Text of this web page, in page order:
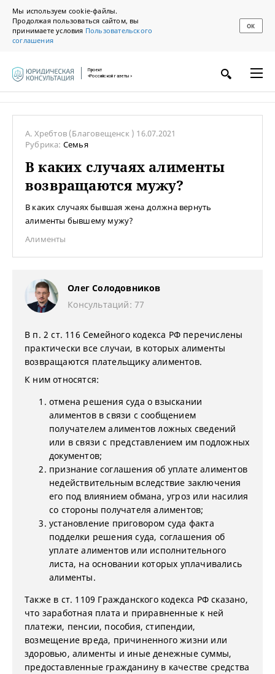
Мы используем cookie-файлы.
Продолжая пользоваться сайтом, вы
принимаете условия Пользовательского
соглашения
ОК
Проект
«Российской газеты»
А. Хребтов (Благовещенск ) 16.07.2021
Рубрика: Семья
В каких случаях алименты
возвращаются мужу?
В каких случаях бывшая жена должна вернуть
алименты бывшему мужу?
Алименты
Олег Солодовников
Консультаций: 77
В п. 2 ст. 116 Семейного кодекса РФ перечислены
практически все случаи, в которых алименты
возвращаются плательщику алиментов.
К ним относятся:
отмена решения суда о взыскании
алиментов в связи с сообщением
получателем алиментов ложных сведений
или в связи с представлением им подложных
документов;
признание соглашения об уплате алиментов
недействительным вследствие заключения
его под влиянием обмана, угроз или насилия
со стороны получателя алиментов;
установление приговором суда факта
подделки решения суда, соглашения об
уплате алиментов или исполнительного
листа, на основании которых уплачивались
алименты.
Также в ст. 1109 Гражданского кодекса РФ сказано,
что заработная плата и приравненные к ней
платежи, пенсии, пособия, стипендии,
возмещение вреда, причиненного жизни или
здоровью, алименты и иные денежные суммы,
предоставленные гражданину в качестве средства